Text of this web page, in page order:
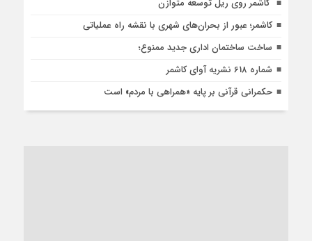
کاشمر روی ریل توسعه متوازن
کاشمر؛ عبور از بحران‌های شهری با نقشه راه عملیاتی
ساخت ساختمان اداری جدید ممنوع؛
شماره 618 نشریه آوای کاشمر
حکمرانی قرآنی بر پایه «همراهی با مردم» است